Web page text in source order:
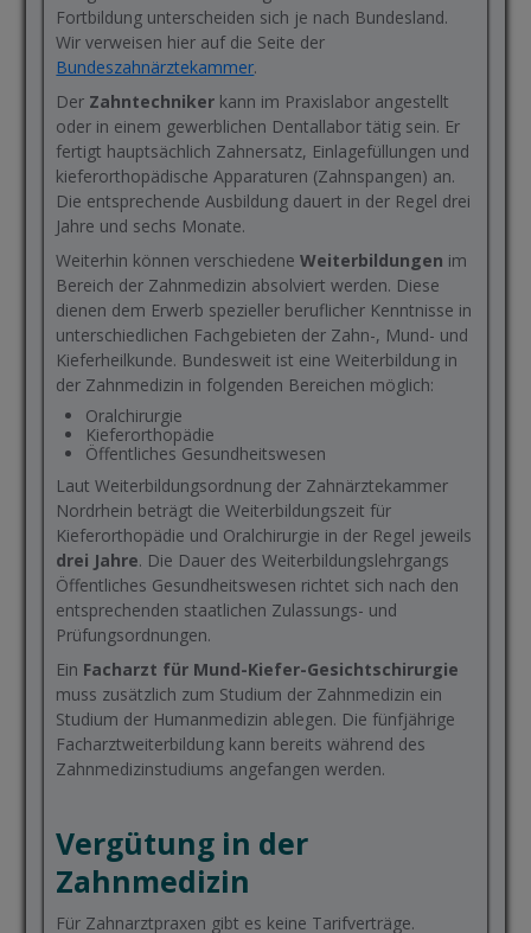
Fortbildung unterscheiden sich je nach Bundesland.
Wir verweisen hier auf die Seite der
Bundeszahnärztekammer.
Der Zahntechniker kann im Praxislabor angestellt
oder in einem gewerblichen Dentallabor tätig sein. Er
fertigt hauptsächlich Zahnersatz, Einlagefüllungen und
kieferorthopädische Apparaturen (Zahnspangen) an.
Die entsprechende Ausbildung dauert in der Regel drei
Jahre und sechs Monate.
Weiterhin können verschiedeneWeiterbildungen im
Bereich der Zahnmedizin absolviert werden. Diese
dienen dem Erwerb spezieller beruflicher Kenntnisse in
unterschiedlichen Fachgebieten der Zahn-, Mund- und
Kieferheilkunde. Bundesweit ist eine Weiterbildung in
der Zahnmedizin in folgenden Bereichen möglich:
Oralchirurgie
Kieferorthopädie
Öffentliches Gesundheitswesen
Laut Weiterbildungsordnung der Zahnärztekammer
Nordrhein beträgt die Weiterbildungszeit für
Kieferorthopädie und Oralchirurgie in der Regel jeweils
drei Jahre. Die Dauer des Weiterbildungslehrgangs
Öffentliches Gesundheitswesen richtet sich nach den
entsprechenden staatlichen Zulassungs- und
Prüfungsordnungen.
Ein Facharzt für Mund-Kiefer-Gesichtschirurgie
muss zusätzlich zum Studium der Zahnmedizin ein
Studium der Humanmedizin ablegen. Die fünfjährige
Facharztweiterbildung kann bereits während des
Zahnmedizinstudiums angefangen werden.
Vergütung in der
Zahnmedizin
Für Zahnarztpraxen gibt es keine Tarifverträge.